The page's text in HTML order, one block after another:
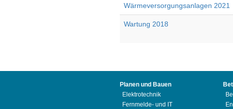
Wärmeversorgungsanlagen 2021
Wartung 2018
Planen und Bauen
Elektrotechnik
Fernmelde- und IT